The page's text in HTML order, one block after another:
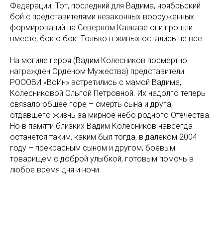
Федерации. Тот, последний для Вадима, ноябрьский
бой с представителями незаконных вооруженных
формирований на Северном Кавказе они прошли
вместе, бок о бок. Только в живых остались не все…
На могиле героя (Вадим Колесников посмертно
награжден Орденом Мужества) представители
РОООВИ «ВоИн» встретились с мамой Вадима,
Колесниковой Ольгой Петровной. Их надолго теперь
связало общее горе – смерть сына и друга,
отдавшего жизнь за мирное небо родного Отечества.
Но в памяти близких Вадим Колесников навсегда
останется таким, каким был тогда, в далеком 2004
году – прекрасным сыном и другом, боевым
товарищем с доброй улыбкой, готовым помочь в
любое время дня и ночи.